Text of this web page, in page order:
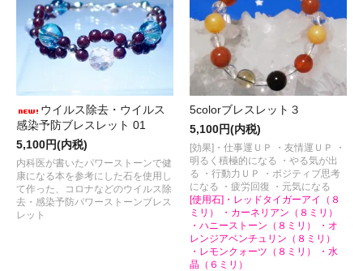
ウイルス除去・ウイルス
感染予防ブレスレット 01
5,100円(内税)
内科医が書いたパワーストーンで健
康になる本を参考にした石を使用し
て作った、コロナなどのウイルス除
去・感染予防パワーストーンブレス
レット
5colorブレスレット３
5,100円(内税)
[効果]・仕事運ＵＰ ・友情運ＵＰ ・
明るく積極的になる ・やる気が出
る ・行動力ＵＰ ・ポジティブ思考
になる ・疲労回復 ・元気になる
[使用石]・レッドタイガーアイ（８
ミリ） ・カーネリアン（８ミリ）
・ハニーストーン（８ミリ） ・オ
レンジアベンチュリン（８ミリ）
・レモンクォーツ（８ミリ） ・水
晶（６ミリ）